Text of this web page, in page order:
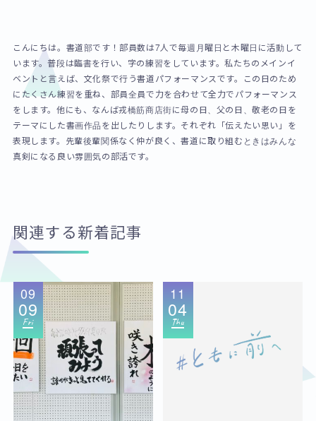
こんにちは。書道部です！部員数は7人で毎週月曜日と木曜日に活動して
います。普段は臨書を行い、字の練習をしています。私たちのメインイ
ベントと言えば、文化祭で行う書道パフォーマンスです。この日のため
にたくさん練習を重ね、部員全員で力を合わせて全力でパフォーマンス
をします。他にも、なんば戎橋筋商店街に母の日、父の日、敬老の日を
テーマにした書画作品を出したりします。それぞれ「伝えたい思い」を
表現します。先輩後輩関係なく仲が良く、書道に取り組むときはみんな
真剣になる良い雰囲気の部活です。
関連する新着記事
09
09
Fri
11
04
Thu